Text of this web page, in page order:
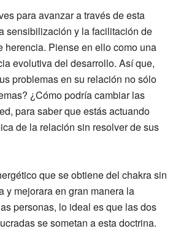
para avanzar a través de esta
sensibilización y la facilitación de
herencia. Piense en ello como una
evolutiva del desarrollo. Así que,
problemas en su relación no sólo
¿Cómo podría cambiar las
para saber que estás actuando
de la relación sin resolver de sus
que se obtiene del chakra sin
y mejorara en gran manera la
personas, lo ideal es que las dos
se sometan a esta doctrina.